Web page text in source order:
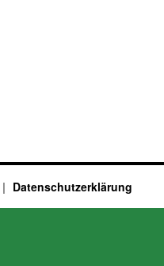
Datenschutzerklärung